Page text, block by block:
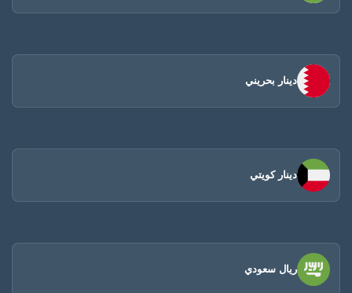
دينار بحريني
دينار كويتي
ريال سعودي